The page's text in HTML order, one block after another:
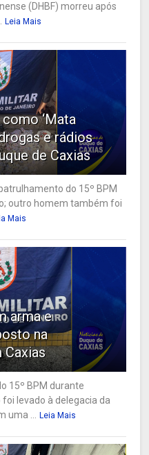
(DHBF) morreu após
Leia Mais
‘Mata
e rádios
de Caxias
do 15º BPM
outro homem também foi
Mais
arma e
na
Caxias
15º BPM durante
levado à delegacia da
uma ... Leia Mais